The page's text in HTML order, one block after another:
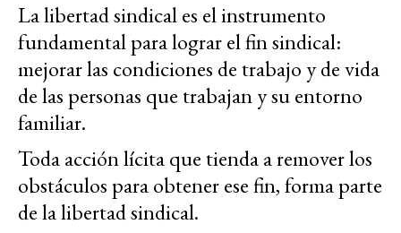
La libertad sindical es el instrumento
fundamental para lograr el fin sindical:
mejorar las condiciones de trabajo y de vida
de las personas que trabajan y su entorno
familiar.
Toda acción lícita que tienda a remover los
obstáculos para obtener ese fin, forma parte
de la libertad sindical.